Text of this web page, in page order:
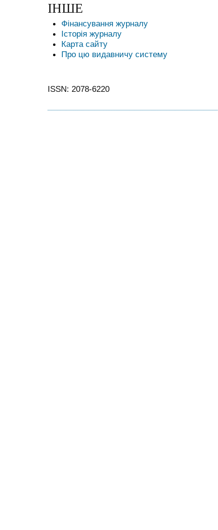
ІНШЕ
Фінансування журналу
Історія журналу
Карта сайту
Про цю видавничу систему
ISSN: 2078-6220